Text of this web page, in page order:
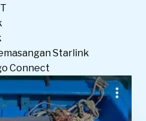
Starlink
Connect